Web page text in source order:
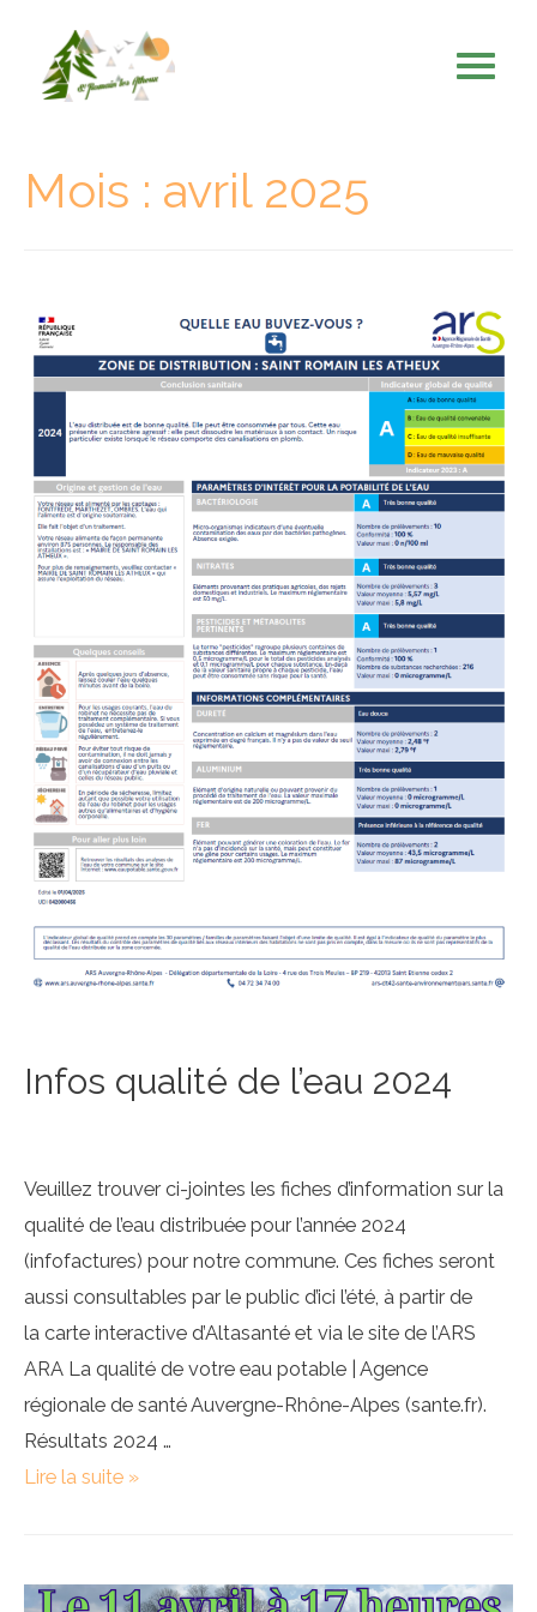
Mois : avril 2025
Infos qualité de l’eau 2024
Veuillez trouver ci-jointes les fiches d’information sur la
qualité de l’eau distribuée pour l’année 2024
(infofactures) pour notre commune. Ces fiches seront
aussi consultables par le public d’ici l’été, à partir de
la carte interactive d’Altasanté et via le site de l’ARS
ARA La qualité de votre eau potable | Agence
régionale de santé Auvergne-Rhône-Alpes (sante.fr).
Résultats 2024 …
Infos
l’eau
Lire la suite »